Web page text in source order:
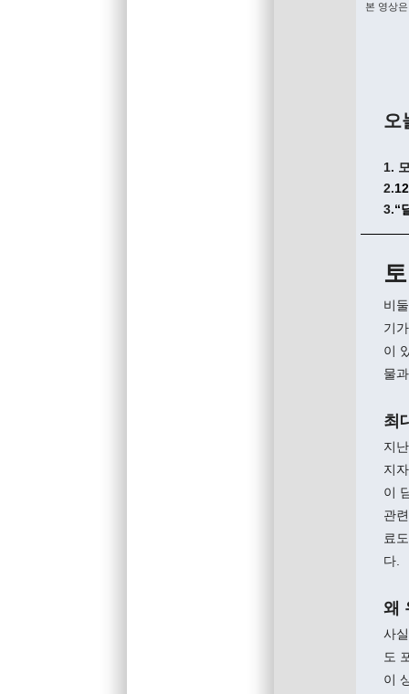
본 영상
오
1.
2.
3.“
비
기
이
물
최
지
지
이
관
료
다.
왜
사
도
이